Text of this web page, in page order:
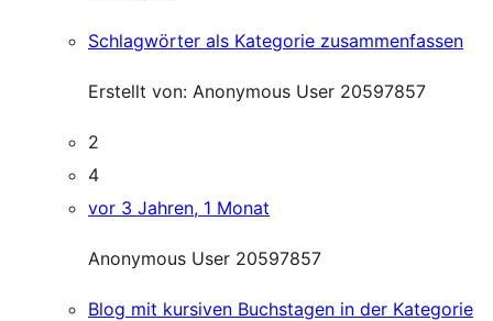
Schlagwörter als Kategorie zusammenfassen
Erstellt von: Anonymous User 20597857
2
4
vor 3 Jahren, 1 Monat
Anonymous User 20597857
Blog mit kursiven Buchstagen in der Kategorie